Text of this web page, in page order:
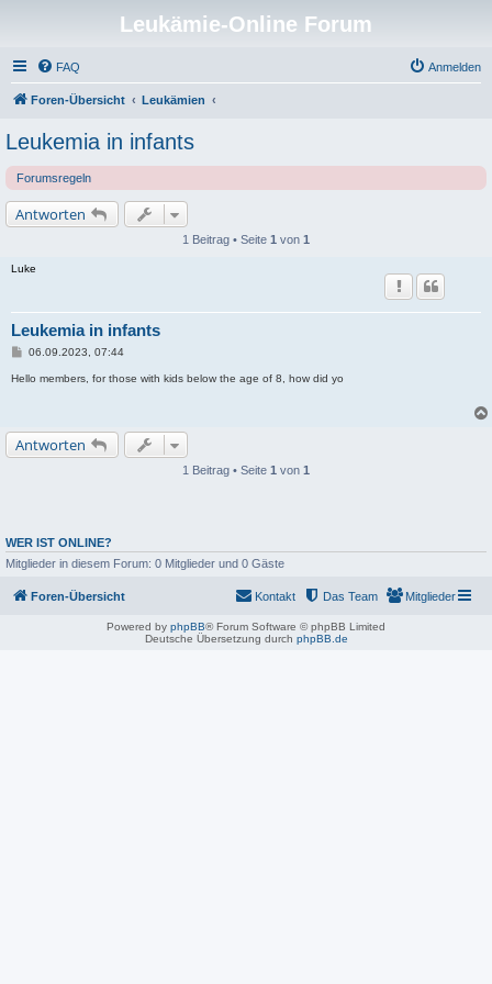
Leukämie-Online Forum
FAQ Anmelden
Foren-Übersicht Leukämien
Leukemia in infants
Forumsregeln
Antworten
1 Beitrag • Seite 1 von 1
Luke
Leukemia in infants
B
i
g
06.09.2023, 07:44
Hello members, for those with kids below the age of 8, how did yo
Antworten
1 Beitrag • Seite 1 von 1
WER IST ONLINE?
Mitglieder in diesem Forum: 0 Mitglieder und 0 Gäste
Foren-Übersicht Mitglieder
Das Team
Kontakt
Powered by phpBB® Forum Software © phpBB Limited
Deutsche Übersetzung durch phpBB.de